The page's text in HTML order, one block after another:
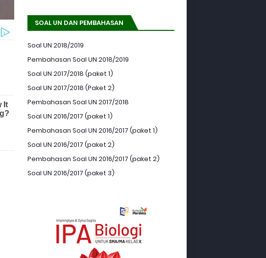
SOAL UN DAN PEMBAHASAN
Soal UN 2018/2019
Pembahasan Soal UN 2018/2019
Soal UN 2017/2018 (paket 1)
Soal UN 2017/2018 (Paket 2)
Pembahasan Soal UN 2017/2018
Soal UN 2016/2017 (paket 1)
Pembahasan Soal UN 2016/2017 (paket 1)
Soal UN 2016/2017 (paket 2)
Pembahasan Soal UN 2016/2017 (paket 2)
Soal UN 2016/2017 (paket 3)